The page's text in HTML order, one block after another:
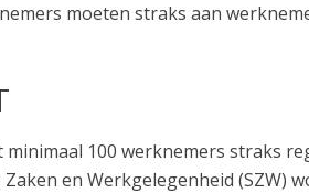
moeten straks aan
100 werknemers straks
en Werkgelegenheid